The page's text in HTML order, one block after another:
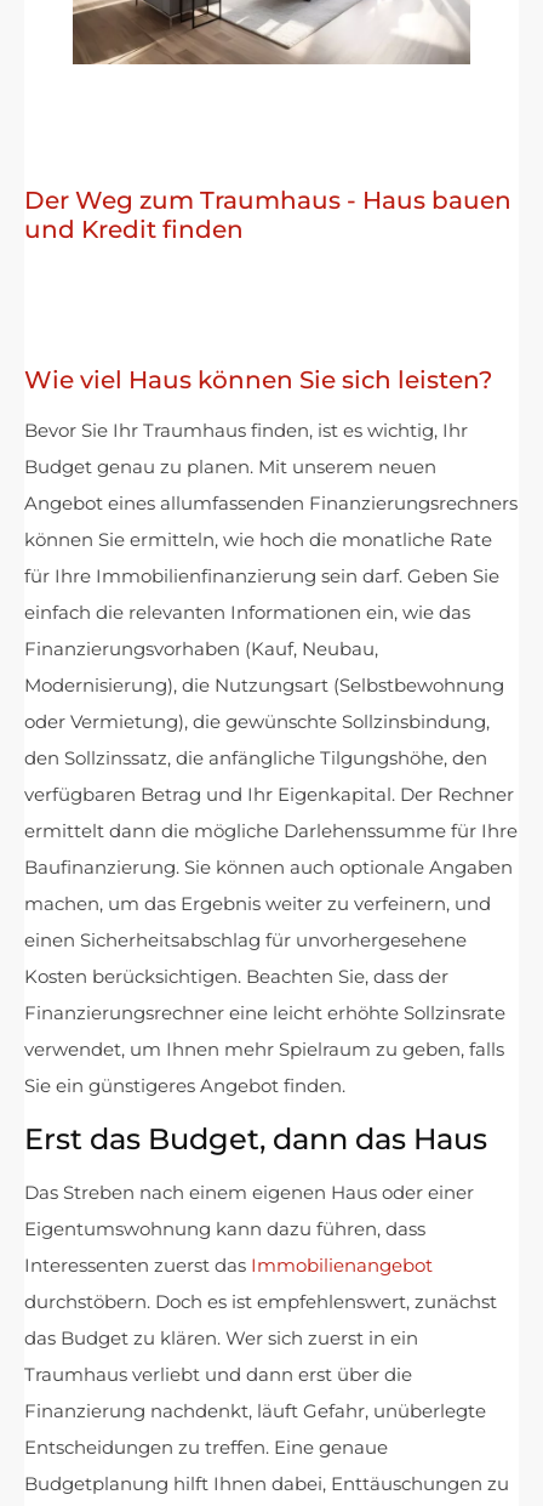
Der Weg zum Traumhaus - Haus bauen
und Kredit finden
Wie viel Haus können Sie sich leisten?
Bevor Sie Ihr Traumhaus finden, ist es wichtig, Ihr
Budget genau zu planen. Mit unserem neuen
Angebot eines allumfassenden Finanzierungsrechners
können Sie ermitteln, wie hoch die monatliche Rate
für Ihre Immobilienfinanzierung sein darf. Geben Sie
einfach die relevanten Informationen ein, wie das
Finanzierungsvorhaben (Kauf, Neubau,
Modernisierung), die Nutzungsart (Selbstbewohnung
oder Vermietung), die gewünschte Sollzinsbindung,
den Sollzinssatz, die anfängliche Tilgungshöhe, den
verfügbaren Betrag und Ihr Eigenkapital. Der Rechner
ermittelt dann die mögliche Darlehenssumme für Ihre
Baufinanzierung. Sie können auch optionale Angaben
machen, um das Ergebnis weiter zu verfeinern, und
einen Sicherheitsabschlag für unvorhergesehene
Kosten berücksichtigen. Beachten Sie, dass der
Finanzierungsrechner eine leicht erhöhte Sollzinsrate
verwendet, um Ihnen mehr Spielraum zu geben, falls
Sie ein günstigeres Angebot finden.
Erst das Budget, dann das Haus
Das Streben nach einem eigenen Haus oder einer
Eigentumswohnung kann dazu führen, dass
Interessenten zuerst das Immobilienangebot
durchstöbern. Doch es ist empfehlenswert, zunächst
das Budget zu klären. Wer sich zuerst in ein
Traumhaus verliebt und dann erst über die
Finanzierung nachdenkt, läuft Gefahr, unüberlegte
Entscheidungen zu treffen. Eine genaue
Budgetplanung hilft Ihnen dabei, Enttäuschungen zu